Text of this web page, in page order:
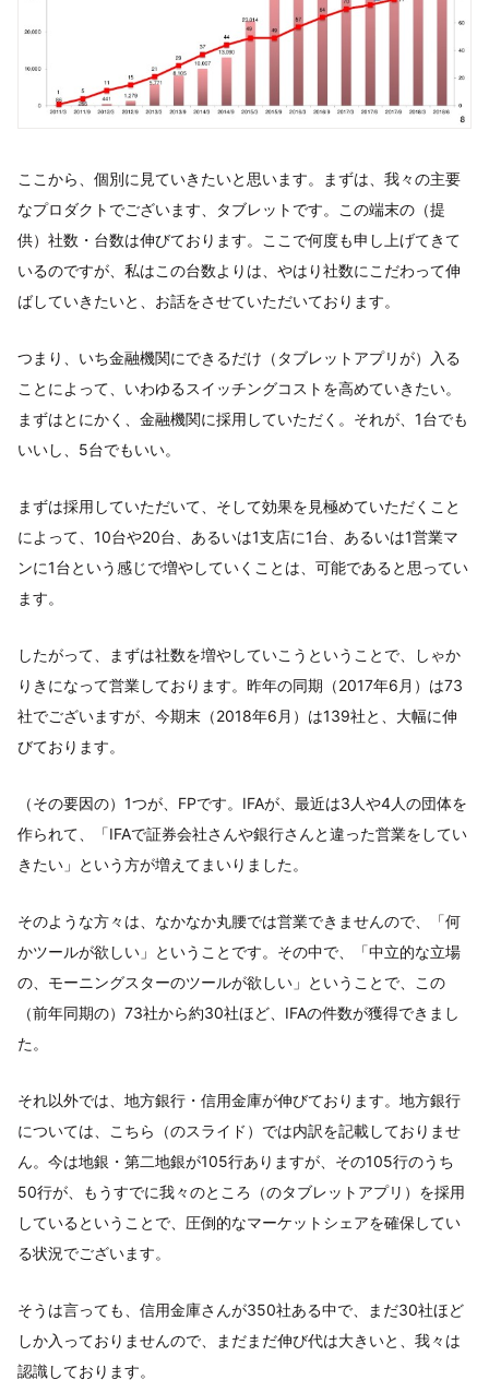
ここから、個別に見ていきたいと思います。まずは、我々の主要
なプロダクトでございます、タブレットです。この端末の（提
供）社数・台数は伸びております。ここで何度も申し上げてきて
いるのですが、私はこの台数よりは、やはり社数にこだわって伸
ばしていきたいと、お話をさせていただいております。
つまり、いち金融機関にできるだけ（タブレットアプリが）入る
ことによって、いわゆるスイッチングコストを高めていきたい。
まずはとにかく、金融機関に採用していただく。それが、1台でも
いいし、5台でもいい。
まずは採用していただいて、そして効果を見極めていただくこと
によって、10台や20台、あるいは1支店に1台、あるいは1営業マ
ンに1台という感じで増やしていくことは、可能であると思ってい
ます。
したがって、まずは社数を増やしていこうということで、しゃか
りきになって営業しております。昨年の同期（2017年6月）は73
社でございますが、今期末（2018年6月）は139社と、大幅に伸
びております。
（その要因の）1つが、FPです。IFAが、最近は3人や4人の団体を
作られて、「IFAで証券会社さんや銀行さんと違った営業をしてい
きたい」という方が増えてまいりました。
そのような方々は、なかなか丸腰では営業できませんので、「何
かツールが欲しい」ということです。その中で、「中立的な立場
の、モーニングスターのツールが欲しい」ということで、この
（前年同期の）73社から約30社ほど、IFAの件数が獲得できまし
た。
それ以外では、地方銀行・信用金庫が伸びております。地方銀行
については、こちら（のスライド）では内訳を記載しておりませ
ん。今は地銀・第二地銀が105行ありますが、その105行のうち
50行が、もうすでに我々のところ（のタブレットアプリ）を採用
しているということで、圧倒的なマーケットシェアを確保してい
る状況でございます。
そうは言っても、信用金庫さんが350社ある中で、まだ30社ほど
しか入っておりませんので、まだまだ伸び代は大きいと、我々は
認識しております。